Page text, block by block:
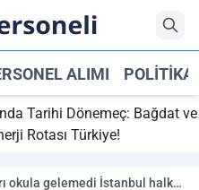
ALIMI POLITIKA
Tarihi Dönemeç: Bağdat ve
Rotası Türkiye!
okula gelemedi İstanbul halkı